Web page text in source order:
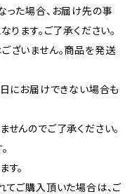
た場合、お届け先の事
ます。ご了承ください。
いません。商品を発送
にお届けできない場合も
んのでご了承ください。
。
ご購入頂いた場合は、ご